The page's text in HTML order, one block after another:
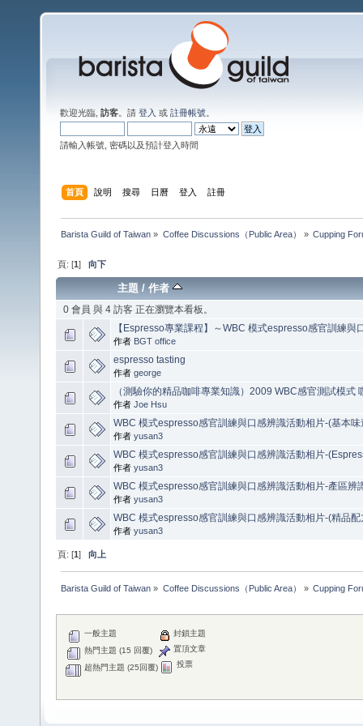
歡迎光臨, 訪客 。請 登入 或 註冊帳號
請輸入帳號, 密碼以及預計登入時間
首頁 說明 搜尋 日曆 登入 註冊
Barista Guild of Taiwan » Coffee Discussions（Public Area） » Cupping
頁: [1]向下
主題 /作者
0 會員 與 4 訪客 正在瀏覽本看板。
【Espresso專業課程】～WBC 模式espresso感官訓練與
作者 BGT office
espresso tasting
作者 george
（測驗你的精品咖啡專業知識）2009 WBC感官測試模式
作者 Joe Hsu
WBC 模式espresso感官訓練與口感辨識活動相片-(基本味
作者 yusan3
WBC 模式espresso感官訓練與口感辨識活動相片-
作者 yusan3
WBC 模式espresso感官訓練與口感辨識活動相片-產區辨
作者 yusan3
WBC 模式espresso感官訓練與口感辨識活動相片-(精品
作者 yusan3
頁: [1]向上
Barista Guild of Taiwan » Coffee Discussions（Public Area） » Cupping
一般主題
熱門主題 (15 回覆)
超熱門主題 (25回覆)
封鎖主題
置頂文章
投票